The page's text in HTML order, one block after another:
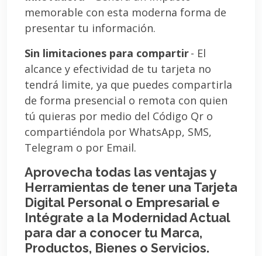
memorable con esta moderna forma de
presentar tu información.
Sin limitaciones para compartir- El
alcance y efectividad de tu tarjeta no
tendrá limite, ya que puedes compartirla
de forma presencial o remota con quien
tú quieras por medio del Código Qr o
compartiéndola por WhatsApp, SMS,
Telegram o por Email.
Aprovecha todas las ventajas y
Herramientas de tener una Tarjeta
Digital Personal o Empresarial e
Intégrate a la Modernidad Actual
para dar a conocer tu Marca,
Productos, Bienes o Servicios.